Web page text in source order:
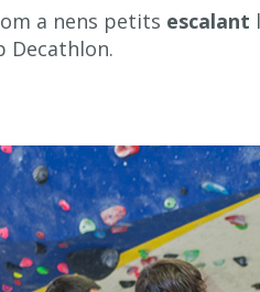
a nens petits escalant
Decathlon.